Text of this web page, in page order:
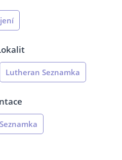
Lutheran Seznamka